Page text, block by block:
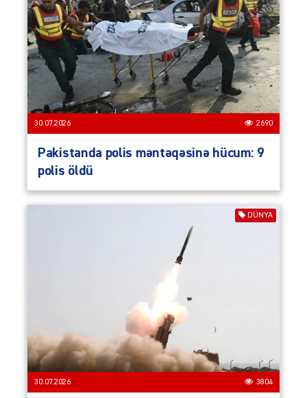
30.07.2026 2690
Pakistanda polis məntəqəsinə hücum: 9
polis öldü
DÜNYA
30.07.2026 3804